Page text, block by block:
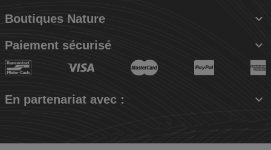
Boutiques Nature 
Paiement sécurisé 
En partenariat avec : 